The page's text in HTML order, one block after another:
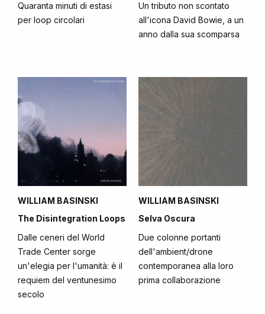
Quaranta minuti di estasi
per loop circolari
Un tributo non scontato
all'icona David Bowie, a un
anno dalla sua scomparsa
WILLIAM BASINSKI
The Disintegration Loops
Dalle ceneri del World
Trade Center sorge
un'elegia per l'umanità: è il
requiem del ventunesimo
secolo
WILLIAM BASINSKI
Selva Oscura
Due colonne portanti
dell'ambient/drone
contemporanea alla loro
prima collaborazione